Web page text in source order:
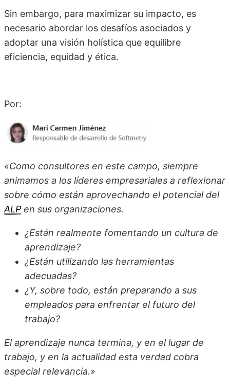
Sin embargo, para maximizar su impacto, es
necesario abordar los desafíos asociados y
adoptar una visión holística que equilibre
eficiencia, equidad y ética.
Por:
«Como consultores en este campo, siempre
animamos a los líderes empresariales a reflexionar
sobre cómo están aprovechando el potencial del
ALPen sus organizaciones.
¿Están realmente fomentando un cultura de
aprendizaje?
¿Están utilizando las herramientas
adecuadas?
¿Y, sobre todo, están preparando a sus
empleados para enfrentar el futuro del
trabajo?
El aprendizaje nunca termina, y en el lugar de
trabajo, y en la actualidad esta verdad cobra
especial relevancia.»